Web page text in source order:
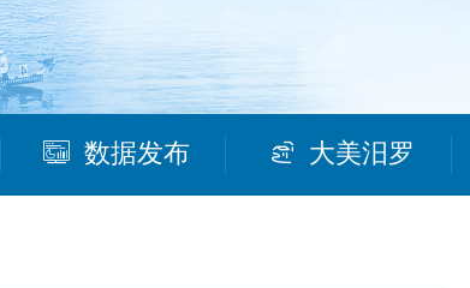
数据发布 大美汨罗